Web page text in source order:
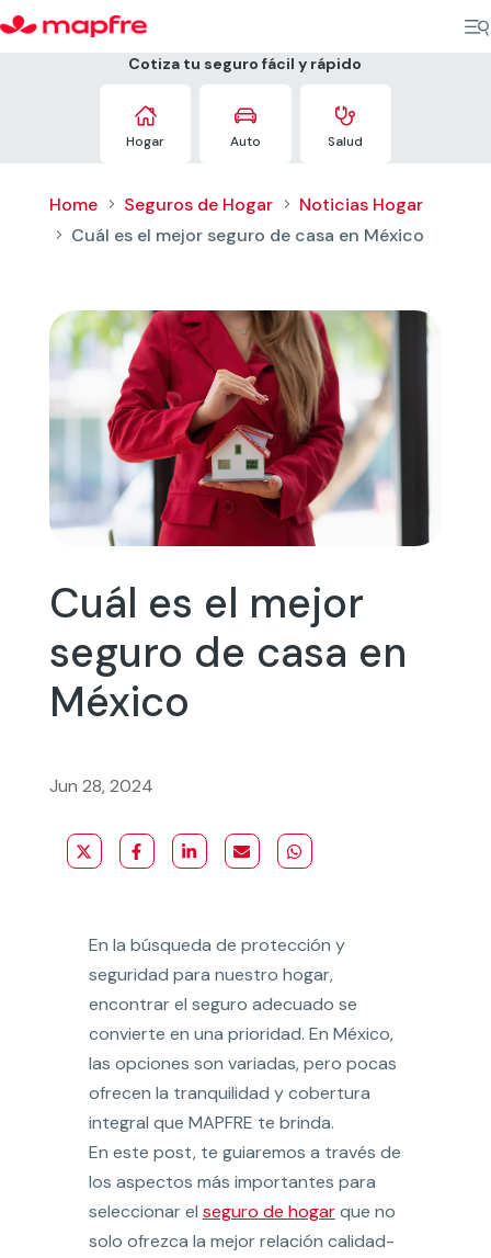
Cotiza tu seguro fácil y rápido

Hogar

Auto

Salud
Home 5 Seguros de Hogar 5 Noticias Hogar
5 Cuál es el mejor seguro de casa en México
Cuál es el mejor
seguro de casa en
México
Jun 28, 2024
En la búsqueda de protección y
seguridad para nuestro hogar,
encontrar el seguro adecuado se
convierte en una prioridad. En México,
las opciones son variadas, pero pocas
ofrecen la tranquilidad y cobertura
integral que MAPFRE te brinda.
En este post, te guiaremos a través de
los aspectos más importantes para
seleccionar el seguro de hogarque no
solo ofrezca la mejor relación calidad-